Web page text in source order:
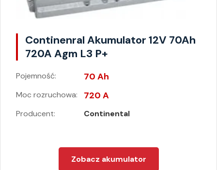
Continenral Akumulator 12V 70Ah
720A Agm L3 P+
Pojemność: 70 Ah
Moc rozruchowa: 720 A
Producent: Continental
Zobacz akumulator